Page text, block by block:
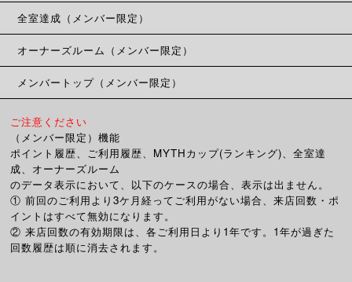
全室達成（メンバー限定）
オーナーズルーム（メンバー限定）
メンバートップ（メンバー限定）
ご注意ください
（メンバー限定）機能
ポイント履歴、ご利用履歴、MYTHカップ(ランキング)、全室達
成、オーナーズルーム
のデータ表示において、以下のケースの場合、表示は出ません。
① 前回のご利用より3ケ月経ってご利用がない場合、来店回数・ポ
イントはすべて無効になります。
② 来店回数の有効期限は、各ご利用日より1年です。1年が過ぎた
回数履歴は順に消去されます。